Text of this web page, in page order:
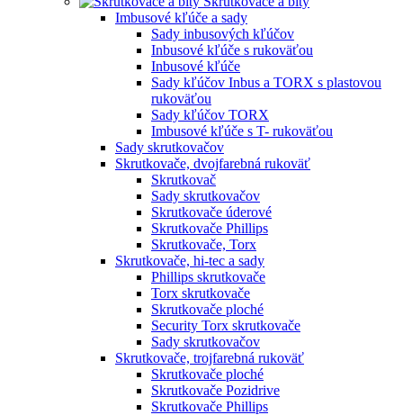
Imbusové kľúče a sady
Sady inbusových kľúčov
Inbusové kľúče s rukoväťou
Inbusové kľúče
Sady kľúčov Inbus a TORX s plastovou
rukoväťou
Sady kľúčov TORX
Imbusové kľúče s T- rukoväťou
Sady skrutkovačov
Skrutkovače, dvojfarebná rukoväť
Skrutkovač
Sady skrutkovačov
Skrutkovače úderové
Skrutkovače Phillips
Skrutkovače, Torx
Skrutkovače, hi-tec a sady
Phillips skrutkovače
Torx skrutkovače
Skrutkovače ploché
Security Torx skrutkovače
Sady skrutkovačov
Skrutkovače, trojfarebná rukoväť
Skrutkovače ploché
Skrutkovače Pozidrive
Skrutkovače Phillips